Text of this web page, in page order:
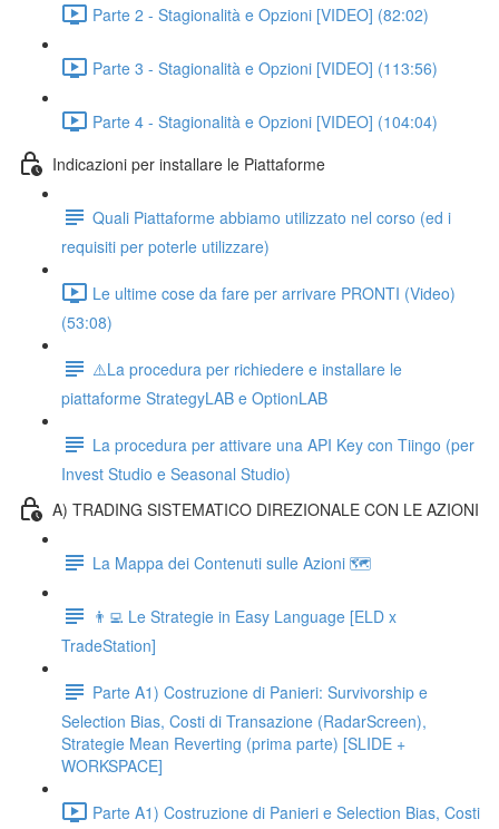
Parte 2 - Stagionalità e Opzioni [VIDEO] (82:02)
Parte 3 - Stagionalità e Opzioni [VIDEO] (113:56)
Parte 4 - Stagionalità e Opzioni [VIDEO] (104:04)
Indicazioni per installare le Piattaforme
Quali Piattaforme abbiamo utilizzato nel corso (ed i
requisiti per poterle utilizzare)
Le ultime cose da fare per arrivare PRONTI (Video)
(53:08)
⚠️La procedura per richiedere e installare le
piattaforme StrategyLAB e OptionLAB
La procedura per attivare una API Key con Tiingo (per
Invest Studio e Seasonal Studio)
A) TRADING SISTEMATICO DIREZIONALE CON LE AZIONI
La Mappa dei Contenuti sulle Azioni 🗺
👨‍💻 Le Strategie in Easy Language [ELD x
TradeStation]
Parte A1) Costruzione di Panieri: Survivorship e
Selection Bias, Costi di Transazione (RadarScreen),
Strategie Mean Reverting (prima parte) [SLIDE +
WORKSPACE]
Parte A1) Costruzione di Panieri e Selection Bias, Costi